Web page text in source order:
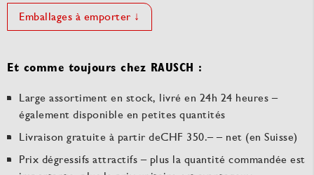
Emballages à emporter ↓
Et comme toujours chez RAUSCH :
Large assortiment en stock, livré en 24h 24 heures –
également disponible en petites quantités
Livraison gratuite à partir deCHF 350.– – net (en Suisse)
Prix dégressifs attractifs – plus la quantité commandée est